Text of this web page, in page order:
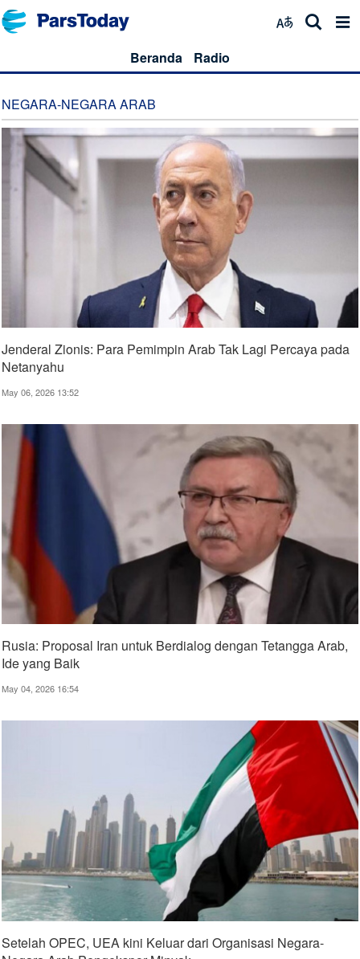
Beranda Radio
NEGARA-NEGARA ARAB
Jenderal Zionis: Para Pemimpin Arab Tak Lagi Percaya pada
Netanyahu
May 06, 2026 13:52
Rusia: Proposal Iran untuk Berdialog dengan Tetangga Arab,
Ide yang Baik
May 04, 2026 16:54
Setelah OPEC, UEA kini Keluar dari Organisasi Negara-